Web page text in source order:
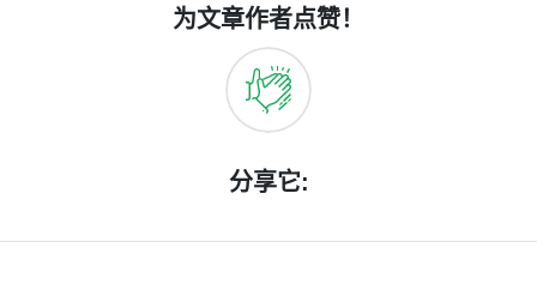
为文章作者点赞！
分享它: